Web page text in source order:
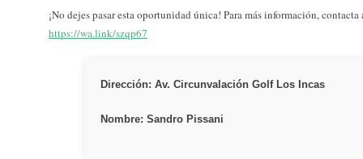
¡No dejes pasar esta oportunidad única! Para más información,
https://wa.link/szqp67
Dirección: Av. Circunvalación Golf Los Incas
Nombre: Sandro Pissani